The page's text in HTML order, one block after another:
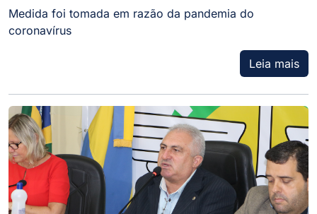
Medida foi tomada em razão da pandemia do
coronavírus
Leia mais